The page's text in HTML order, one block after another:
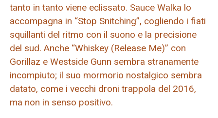
tanto in tanto viene eclissato. Sauce Walka lo
accompagna in “Stop Snitching”, cogliendo i fiati
squillanti del ritmo con il suono e la precisione
del sud. Anche “Whiskey (Release Me)” con
Gorillaz e Westside Gunn sembra stranamente
incompiuto; il suo mormorio nostalgico sembra
datato, come i vecchi droni trappola del 2016,
ma non in senso positivo.